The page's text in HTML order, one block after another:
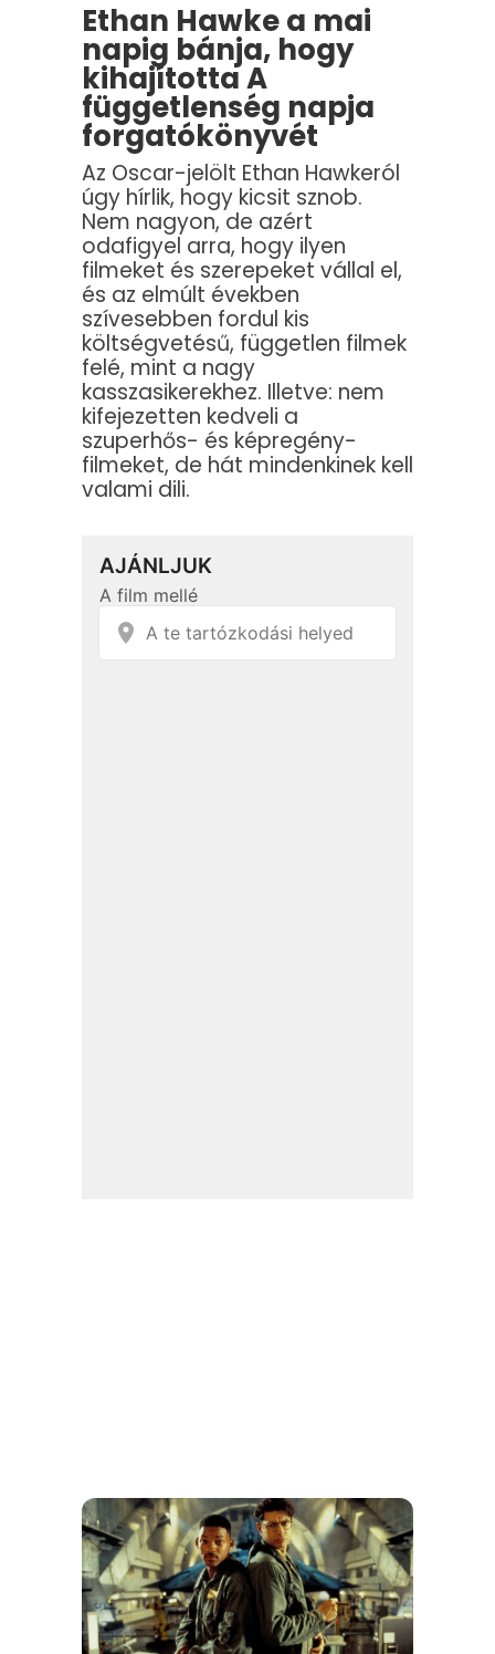
Ethan Hawke a mai
napig bánja, hogy
kihajította A
függetlenség napja
forgatókönyvét
Az Oscar-jelölt Ethan Hawkeról
úgy hírlik, hogy kicsit sznob.
Nem nagyon, de azért
odafigyel arra, hogy ilyen
filmeket és szerepeket vállal el,
és az elmúlt években
szívesebben fordul kis
költségvetésű, független filmek
felé, mint a nagy
kasszasikerekhez. Illetve: nem
kifejezetten kedveli a
szuperhős- és képregény-
filmeket, de hát mindenkinek kell
valami dili.